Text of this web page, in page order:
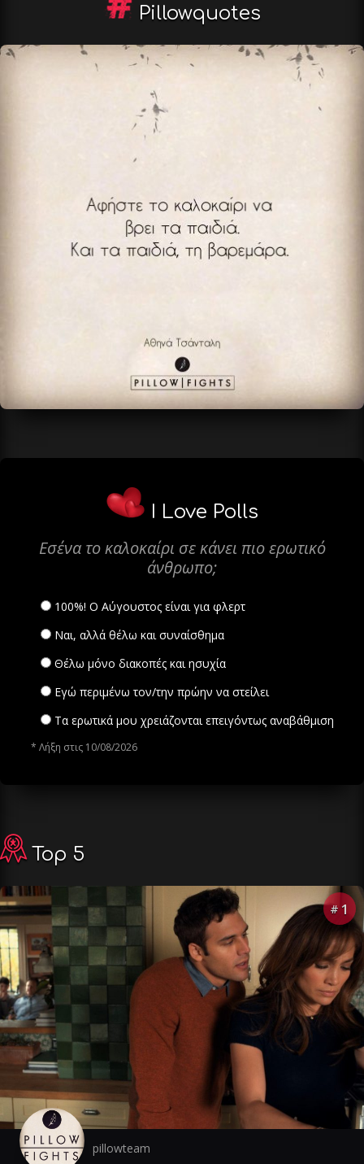
Pillowquotes
I Love Polls
Εσένα το καλοκαίρι σε κάνει πιο ερωτικό
άνθρωπο;
100%! Ο Αύγουστος είναι για φλερτ
Ναι, αλλά θέλω και συναίσθημα
Θέλω μόνο διακοπές και ησυχία
Εγώ περιμένω τον/την πρώην να στείλει
Τα ερωτικά μου χρειάζονται επειγόντως αναβάθμιση
* Λήξη στις 10/08/2026
Top 5
# 1
pillowteam